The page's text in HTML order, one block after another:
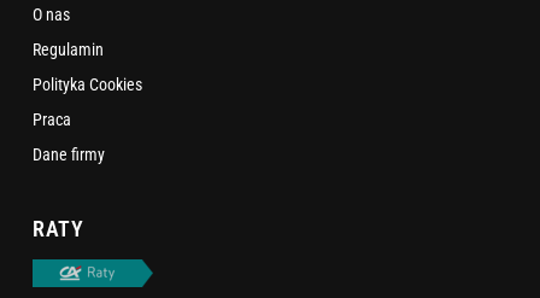
O nas
Regulamin
Polityka Cookies
Praca
Dane firmy
RATY